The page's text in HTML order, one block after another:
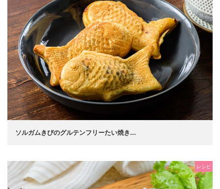
ソルガムきびのグルテンフリーたい焼き...
レシピ